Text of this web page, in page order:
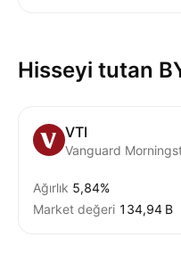
Hisseyi tutan
VTI
Ağırlık 5,84%
Market değeri ‪134,94 B‬